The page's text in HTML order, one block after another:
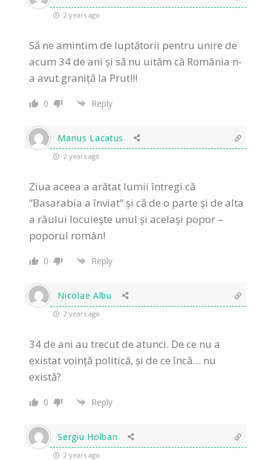
2 years ago
Să ne amintim de luptătorii pentru unire de
acum 34 de ani și să nu uităm că România n-
a avut graniță la Prut!!!
0 Reply
Marius Lacatus
2 years ago
Ziua aceea a arătat lumii întregi că
“Basarabia a înviat” și că de o parte şi de alta
a râului locuieşte unul şi acelaşi popor –
poporul român!
0 Reply
Nicolae Albu
2 years ago
34 de ani au trecut de atunci. De ce nu a
existat voință politică, și de ce încă… nu
există?
0 Reply
Sergiu Holban
2 years ago